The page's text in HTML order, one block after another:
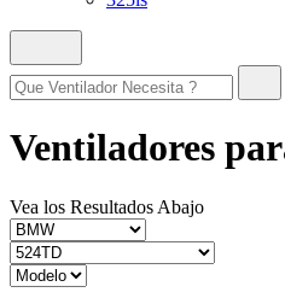
Ventiladores
Vea los Resultados Abajo